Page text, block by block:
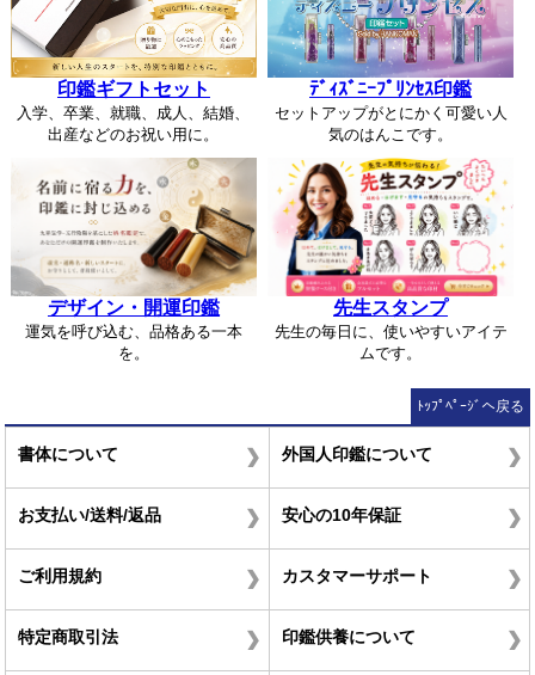
印鑑ギフトセット
入学、卒業、就職、成人、結婚、
出産などのお祝い用に。
ﾃﾞｨｽﾞﾆｰﾌﾟﾘﾝｾｽ印鑑
セットアップがとにかく可愛い人
気のはんこです。
デザイン・開運印鑑
運気を呼び込む、品格ある一本
を。
先生スタンプ
先生の毎日に、使いやすいアイテ
ムです。
ﾄｯﾌﾟﾍﾟｰｼﾞへ戻る
書体について 外国人印鑑について
お支払い/送料/返品 安心の10年保証
ご利用規約 カスタマーサポート
特定商取引法 印鑑供養について